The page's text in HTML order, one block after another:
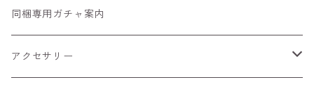
同梱専用ガチャ案内
アクセサリー